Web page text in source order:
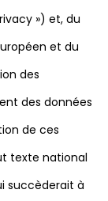
») et, du
et du
des
des données
de ces
texte national
succèderait à